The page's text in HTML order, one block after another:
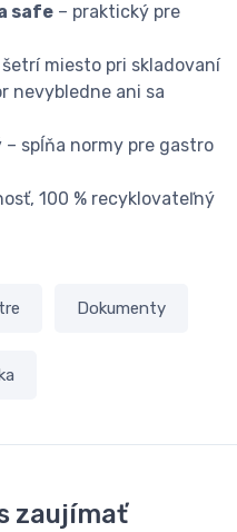
safe – praktický pre
šetrí miesto pri skladovaní
nevybledne ani sa
– spĺňa normy pre gastro
100 % recyklovateľný
Dokumenty
zaujímať